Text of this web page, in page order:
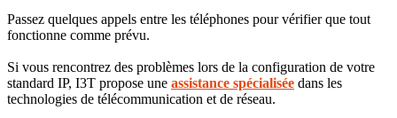
Passez quelques appels entre les téléphones pour vérifier que tout
fonctionne comme prévu.
Si vous rencontrez des problèmes lors de la configuration de votre
standard IP, I3T propose une assistance spécialisée dans les
technologies de télécommunication et de réseau.